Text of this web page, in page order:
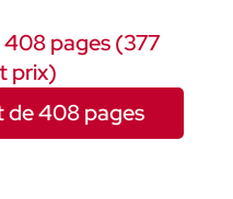
pages (377
prix)
de 408 pages